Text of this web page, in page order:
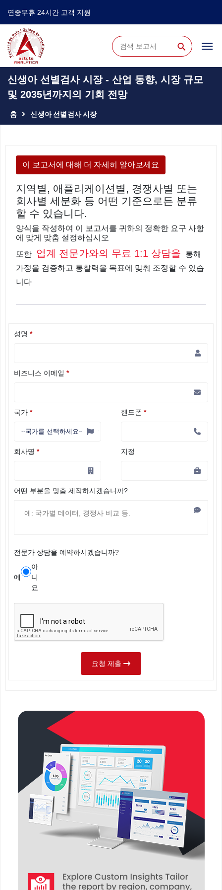
연중무휴 24시간 고객 지원
⚲
신생아 선별검사 시장 - 산업 동향, 시장 규모
및 2035년까지의 기회 전망
홈 신생아 선별검사 시장
이 보고서에 대해 더 자세히 알아보세요
지역별, 애플리케이션별, 경쟁사별 또는
회사별 세분화 등 어떤 기준으로든 분류
할 수 있습니다.
양식을 작성하여 이 보고서를 귀하의 정확한 요구 사항
에 맞게 맞춤 설정하십시오
또한 업계 전문가와의 무료 1:1 상담을
통해
가정을 검증하고 통찰력을 목표에 맞춰 조정할 수 있습
니다
성명 *
비즈니스 이메일 *
국가 * 핸드폰 *
회사명 * 지정
어떤 부분을 맞춤 제작하시겠습니까?
전문가 상담을 예약하시겠습니까?
예
아
니
요
요청 제출